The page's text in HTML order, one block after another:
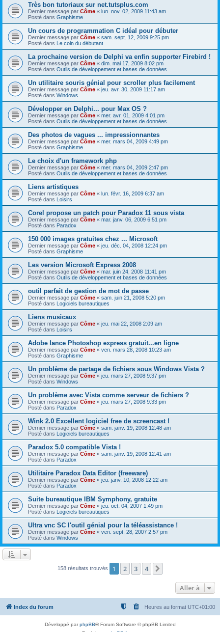
Très bon tutoriaux sur net.tutsplus.com
Dernier message par Côme « lun. nov. 02, 2009 11:43 am
Posté dans Graphisme
Un cours de programmation C idéal pour débuter
Dernier message par Côme « sam. sept. 12, 2009 9:25 pm
Posté dans Le coin du débutant
La prochaine version de Delphi va enfin supporter Firebird !
Dernier message par Côme « dim. mai 17, 2009 8:02 pm
Posté dans Outils de développement et bases de données
Un utilitaire souris génial pour scroller plus facilement
Dernier message par Côme « jeu. avr. 30, 2009 11:17 am
Posté dans Windows
Développer en Delphi... pour Max OS ?
Dernier message par Côme « mer. avr. 01, 2009 4:01 pm
Posté dans Outils de développement et bases de données
Des photos de vagues ... impressionnantes
Dernier message par Côme « mer. mars 04, 2009 4:49 pm
Posté dans Graphisme
Le choix d'un framework php
Dernier message par Côme « mer. mars 04, 2009 2:47 pm
Posté dans Outils de développement et bases de données
Liens artistiques
Dernier message par Côme « lun. févr. 16, 2009 6:37 am
Posté dans Loisirs
Corel propose un patch pour Paradox 11 sous vista
Dernier message par Côme « mar. janv. 06, 2009 6:51 pm
Posté dans Paradox
150 000 images gratuites chez ... Microsoft
Dernier message par Côme « jeu. déc. 04, 2008 12:24 pm
Posté dans Graphisme
Les version Microsoft Express 2008
Dernier message par Côme « mar. juin 24, 2008 11:41 pm
Posté dans Outils de développement et bases de données
outil parfait de gestion de mot de passe
Dernier message par Côme « sam. juin 21, 2008 5:20 pm
Posté dans Logiciels bureautiques
Liens musicaux
Dernier message par Côme « jeu. mai 22, 2008 2:09 am
Posté dans Loisirs
Adobe lance Photoshop express gratuit...en ligne
Dernier message par Côme « ven. mars 28, 2008 10:23 am
Posté dans Graphisme
Un problème de partage de fichiers sous Windows Vista ?
Dernier message par Côme « jeu. mars 27, 2008 9:37 pm
Posté dans Windows
Un problème avec Vista comme serveur de fichiers ?
Dernier message par Côme « jeu. mars 27, 2008 9:33 pm
Posté dans Paradox
Wink 2.0 Excellent logiciel free de screencast !
Dernier message par Côme « sam. janv. 19, 2008 12:48 am
Posté dans Logiciels bureautiques
Paradox 5.0 compatible Vista !
Dernier message par Côme « sam. janv. 19, 2008 12:41 am
Posté dans Paradox
Utilitaire Paradox Data Editor (freeware)
Dernier message par Côme « jeu. janv. 10, 2008 12:22 am
Posté dans Paradox
Suite bureautique IBM Symphony, gratuite
Dernier message par Côme « jeu. oct. 04, 2007 1:49 pm
Posté dans Logiciels bureautiques
Ultra vnc SC l'outil génial pour la téléassistance !
Dernier message par Côme « ven. sept. 28, 2007 2:57 pm
Posté dans Windows
158 résultats trouvés 1 2 3 4
Aller à
Index du forum Heures au format UTC+01:00
Développé parphpBB® Forum Software © phpBB Limited